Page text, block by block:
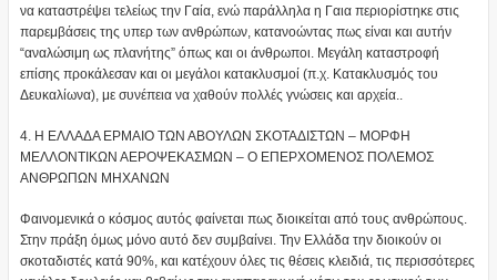
να καταστρέψει τελείως την Γαία, ενώ παράλληλα η Γαια περιορίστηκε στις
παρεμβάσεις της υπερ των ανθρώπων, κατανοώντας πως είναι και αυτήν
“αναλώσιμη ως πλανήτης” όπως και οι άνθρωποι. Μεγάλη καταστροφή
επίσης προκάλεσαν και οι μεγάλοι κατακλυσμοί (π.χ. Κατακλυσμός του
Δευκαλίωνα), με συνέπεια να χαθούν πολλές γνώσεις και αρχεία..
4. Η ΕΛΛΑΔΑ ΕΡΜΑΙΟ ΤΩΝ ΑΒΟΥΛΩΝ ΣΚΟΤΑΔΙΣΤΩΝ – ΜΟΡΦΗ
ΜΕΛΛΟΝΤΙΚΩΝ ΑΕΡΟΨΕΚΑΣΜΩΝ – Ο ΕΠΕΡΧΟΜΕΝΟΣ ΠΟΛΕΜΟΣ
ΑΝΘΡΩΠΩΝ ΜΗΧΑΝΩΝ
Φαινομενικά ο κόσμος αυτός φαίνεται πως διοικείται από τους ανθρώπους.
Στην πράξη όμως μόνο αυτό δεν συμβαίνει. Την Ελλάδα την διοικούν οι
σκοταδιστές κατά 90%, και κατέχουν όλες τις θέσεις κλειδιά, τις περισσότερες